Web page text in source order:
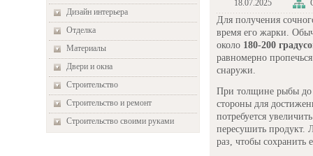
Дизайн интерьера
Отделка
Материалы
Двери и окна
Строительство
Строительство и ремонт
Строительство своими руками
18.07.2025
Для получения
время его жарки.
около 180-200
равномерно
снаружи.
При толщине рыбы
стороны для
потребуется
пересушить продукт.
раз, чтобы сохранить